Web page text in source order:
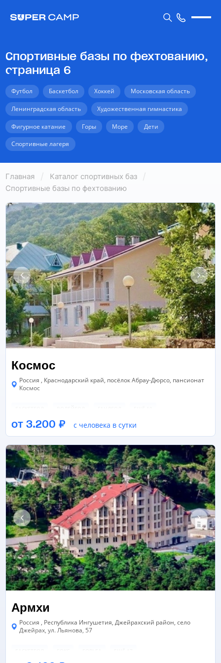
Спортивные базы по фехтованию,
страница 6
Футбол Баскетбол Хоккей Московская область
Ленинградская область Художественная гимнастика
Фигурное катание Горы Море Дети
Спортивные лагеря
Главная
Каталог спортивных баз
Спортивные базы по фехтованию
Космос
Россия , Краснодарский край, посёлок Абрау-Дюрсо, пансионат
Космос
ВОЛЕЙБОЛ
БАССЕЙН СПОРТИВНЫЙ ЗАЛ ТЕННИСНЫЙ КОРТ
от 3.200 ₽ с человека в сутки
Армхи
Россия , Республика Ингушетия, Джейрахский район, село
Джейрах, ул. Льянова, 57